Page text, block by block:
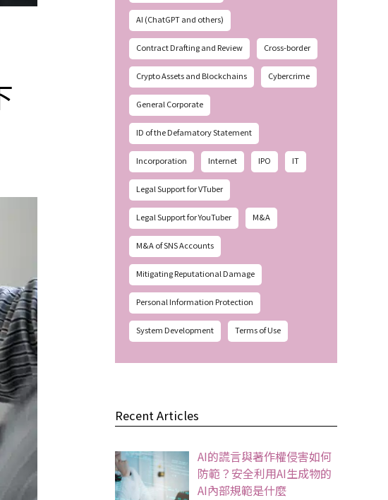
AI (ChatGPT and others)
Contract Drafting and Review Cross-border
Crypto Assets and Blockchains Cybercrime
General Corporate
ID of the Defamatory Statement
Incorporation Internet IPO IT
Legal Support for VTuber
Legal Support for YouTuber M&A
M&A of SNS Accounts
Mitigating Reputational Damage
Personal Information Protection
System Development Terms of Use
Recent Articles
AI的謊言與著作權侵害如何
防範？安全利用AI生成物的
AI內部規範是什麼